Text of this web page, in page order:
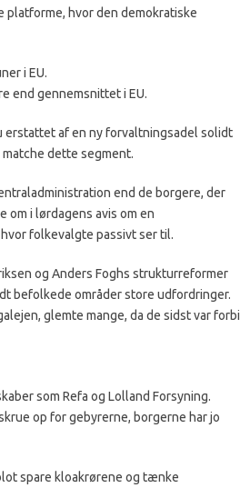
platforme, hvor den demokratiske
i EU.
end gennemsnittet i EU.
erstattet af en ny forvaltningsadel solidt
dette segment.
end de borgere, der
om i lørdagens avis om en
folkevalgte passivt ser til.
og Anders Foghs strukturreformer
befolkede områder store udfordringer.
glemte mange, da de sidst var forbi
som Refa og Lolland Forsyning.
op for gebyrerne, borgerne har jo
spare kloakrørene og tænke